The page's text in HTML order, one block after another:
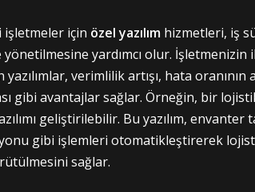
işletmeler için özel yazılım hizmetleri, iş
yardımcı olur. İşletmenizin
verimlilik artışı, hata
gibi avantajlar sağlar. Örneğin, bir
geliştirilebilir. Bu yazılım,
gibi işlemleri otomatikleştirerek
sağlar.